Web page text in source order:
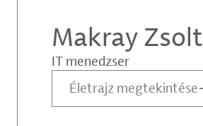
Makray Zsolt
IT menedzser
Életrajz megtekintése